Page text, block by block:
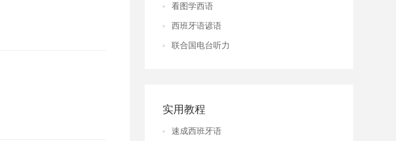
看图学西语
西班牙语谚语
联合国电台听力
实用教程
速成西班牙语